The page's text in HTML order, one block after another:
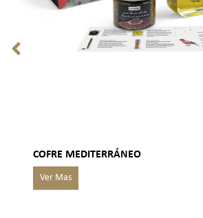
COFRE MEDITERRÁNEO